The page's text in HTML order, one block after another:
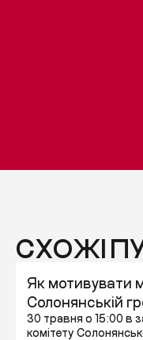
СХОЖІ
Як мотивувати
Солонянській
30 травня о 15:00 в
комітету